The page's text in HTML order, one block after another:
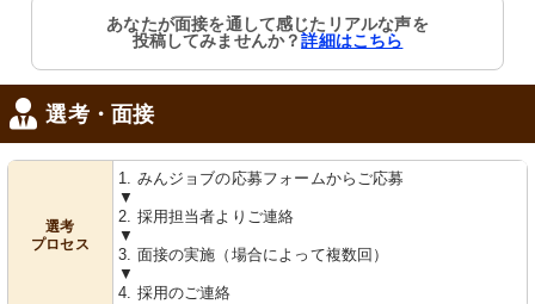
あなたが面接を通して感じたリアルな声を
投稿してみませんか？詳細はこちら
選考・面接
選考
プロセス
1. みんジョブの応募フォームからご応募
▼
2. 採用担当者よりご連絡
▼
3. 面接の実施（場合によって複数回）
▼
4. 採用のご連絡